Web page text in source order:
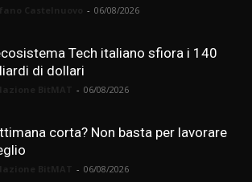
- 06/08/2026
Tech italiano sfiora i 140
di dollari
- 06/08/2026
corta? Non basta per lavorare
- 06/08/2026